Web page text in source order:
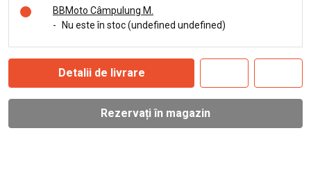
BBMoto Câmpulung M.
-
Nu este în stoc (undefined undefined)
Detalii de livrare
Rezervați în magazin